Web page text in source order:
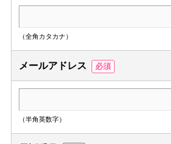
（全角カタカナ）
メールアドレス 必須
（半角英数字）